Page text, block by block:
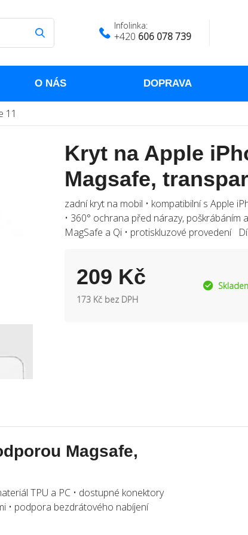
Infolinka:
+420 606 078 739
O NÁS DOPRAVA
11
Kryt na Apple
Magsafe,
zadní kryt na mobil • kompatibilní s Apple
• 360° ochrana před nárazy,
MagSafe a Qi • protiskluzové provedení
209 Kč
173 Kč bez DPH
Magsafe,
TPU a PC • dostupné konektory
• podpora bezdrátového nabíjení